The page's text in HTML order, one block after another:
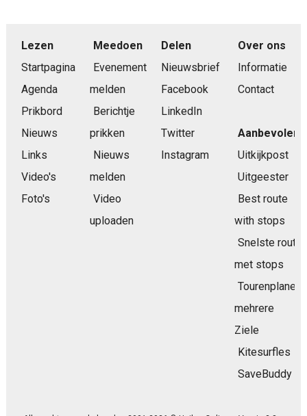
Lezen
Startpagina
Agenda
Prikbord
Nieuws
Links
Video's
Foto's
Meedoen
Evenement
melden
Berichtje
prikken
Nieuws
melden
Video
uploaden
Delen
Nieuwsbrief
Facebook
LinkedIn
Twitter
Instagram
Over ons
Informatie
Contact
Aanbevolen
Uitkijkpost
Uitgeester
Best route
with stops
Snelste route
met stops
Tourenplaner
mehrere
Ziele
Kitesurfles
SaveBuddy